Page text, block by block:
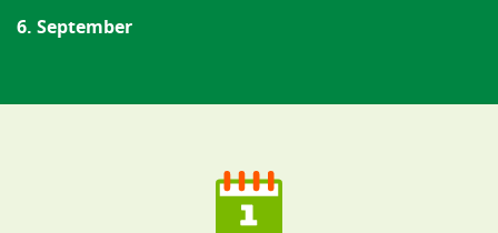
6. September